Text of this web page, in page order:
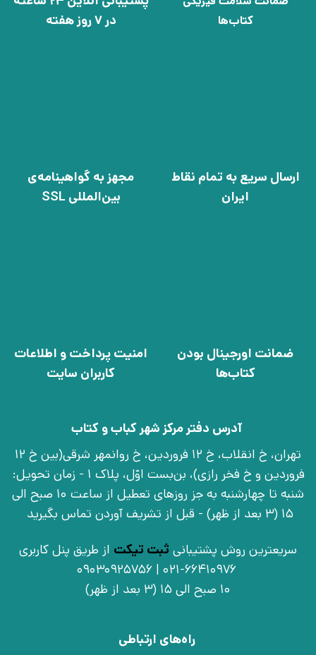
کتاب‌ها
در 7 روز هفته
ارسال سریع به تمام نقاط
ایران
مجهز به گواهینامه‌ی
بین‌المللی SSL
ضمانت اورجینال بودن
کتاب‌ها
امنیت پرداخت و اطلاعات
کاربران سایت
آدرس دفتر مرکز شهر کباب و کتاب
تهران، خ انقلاب، خ 12 فروردین، خ روانمهر شرقی(بین خ 12
فروردین و خ فخر رازی)، بن‌بست اوّل، پلاک 1 - زمان تحویل:
شنبه تا چهارشنبه به جز روزهای تعطیل از ساعت 10 صبح الی
15 (3 بعد از ظهر) - قبل از تشریف آوردن تماس بگیرید
سریعترین روش پشتیبانی ثبت تیکت از طریق پنل کاربری
021-66410976 | 09030925756
10 صبح الی 15 (3 بعد از ظهر)
راه‌های ارتباطی